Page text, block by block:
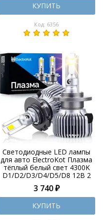
КУПИТЬ
Код: 6356
Светодиодные LED лампы
для авто ElectroKot Плазма
тёплый белый свет 4300K
D1/D2/D3/D4/D5/D8 12В 2
шт
3 740 ₽
КУПИТЬ